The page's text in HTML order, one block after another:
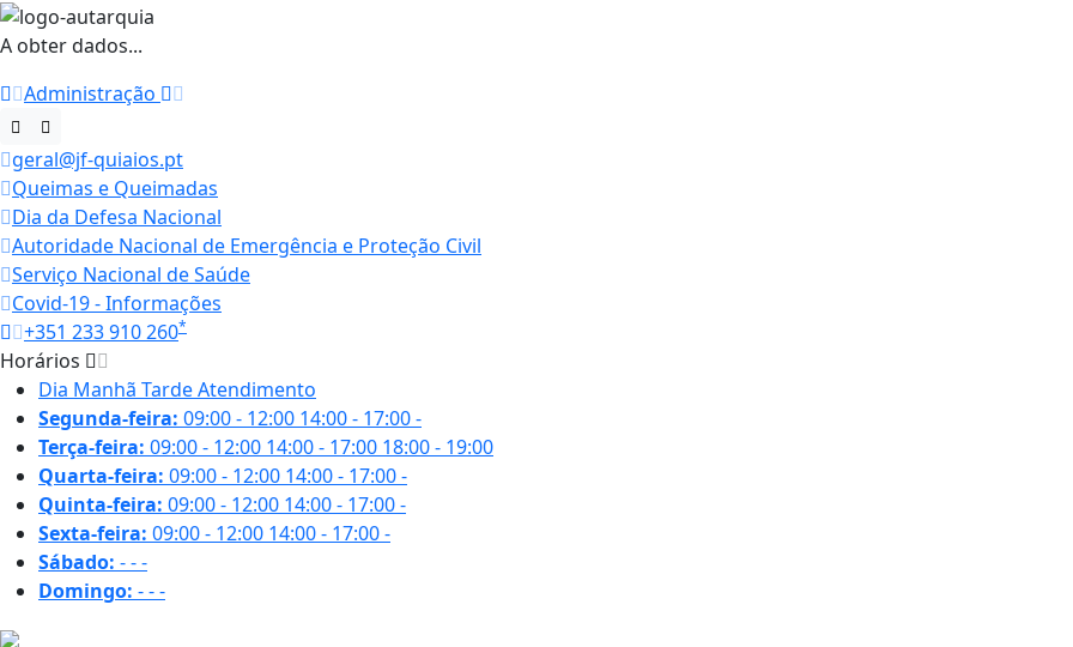
A obter dados...
Administração
geral@jf-quiaios.pt
Queimas e Queimadas
Dia da Defesa Nacional
Autoridade Nacional de Emergência e Proteção Civil
Serviço Nacional de Saúde
Covid-19 - Informações
+351 233 910 260*
Horários
Dia Manhã TardeAtendimento
Segunda-feira: 09:00 - 12:00 14:00 - 17:00-
Terça-feira: 09:00 - 12:00 14:00 - 17:00 18:00 - 19:00
Quarta-feira: 09:00 - 12:00 14:00 - 17:00-
Quinta-feira: 09:00 - 12:00 14:00 - 17:00-
Sexta-feira: 09:00 - 12:00 14:00 - 17:00-
Sábado: ---
Domingo: ---